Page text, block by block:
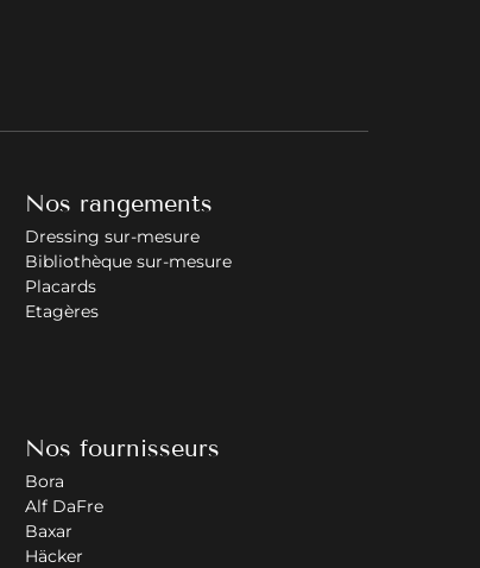
Nos rangements
Dressing sur-mesure
Bibliothèque sur-mesure
Placards
Etagères
Nos fournisseurs
Bora
Alf DaFre
Baxar
Häcker